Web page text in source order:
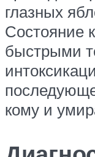
глазных
Состояние
быстрыми
кому и